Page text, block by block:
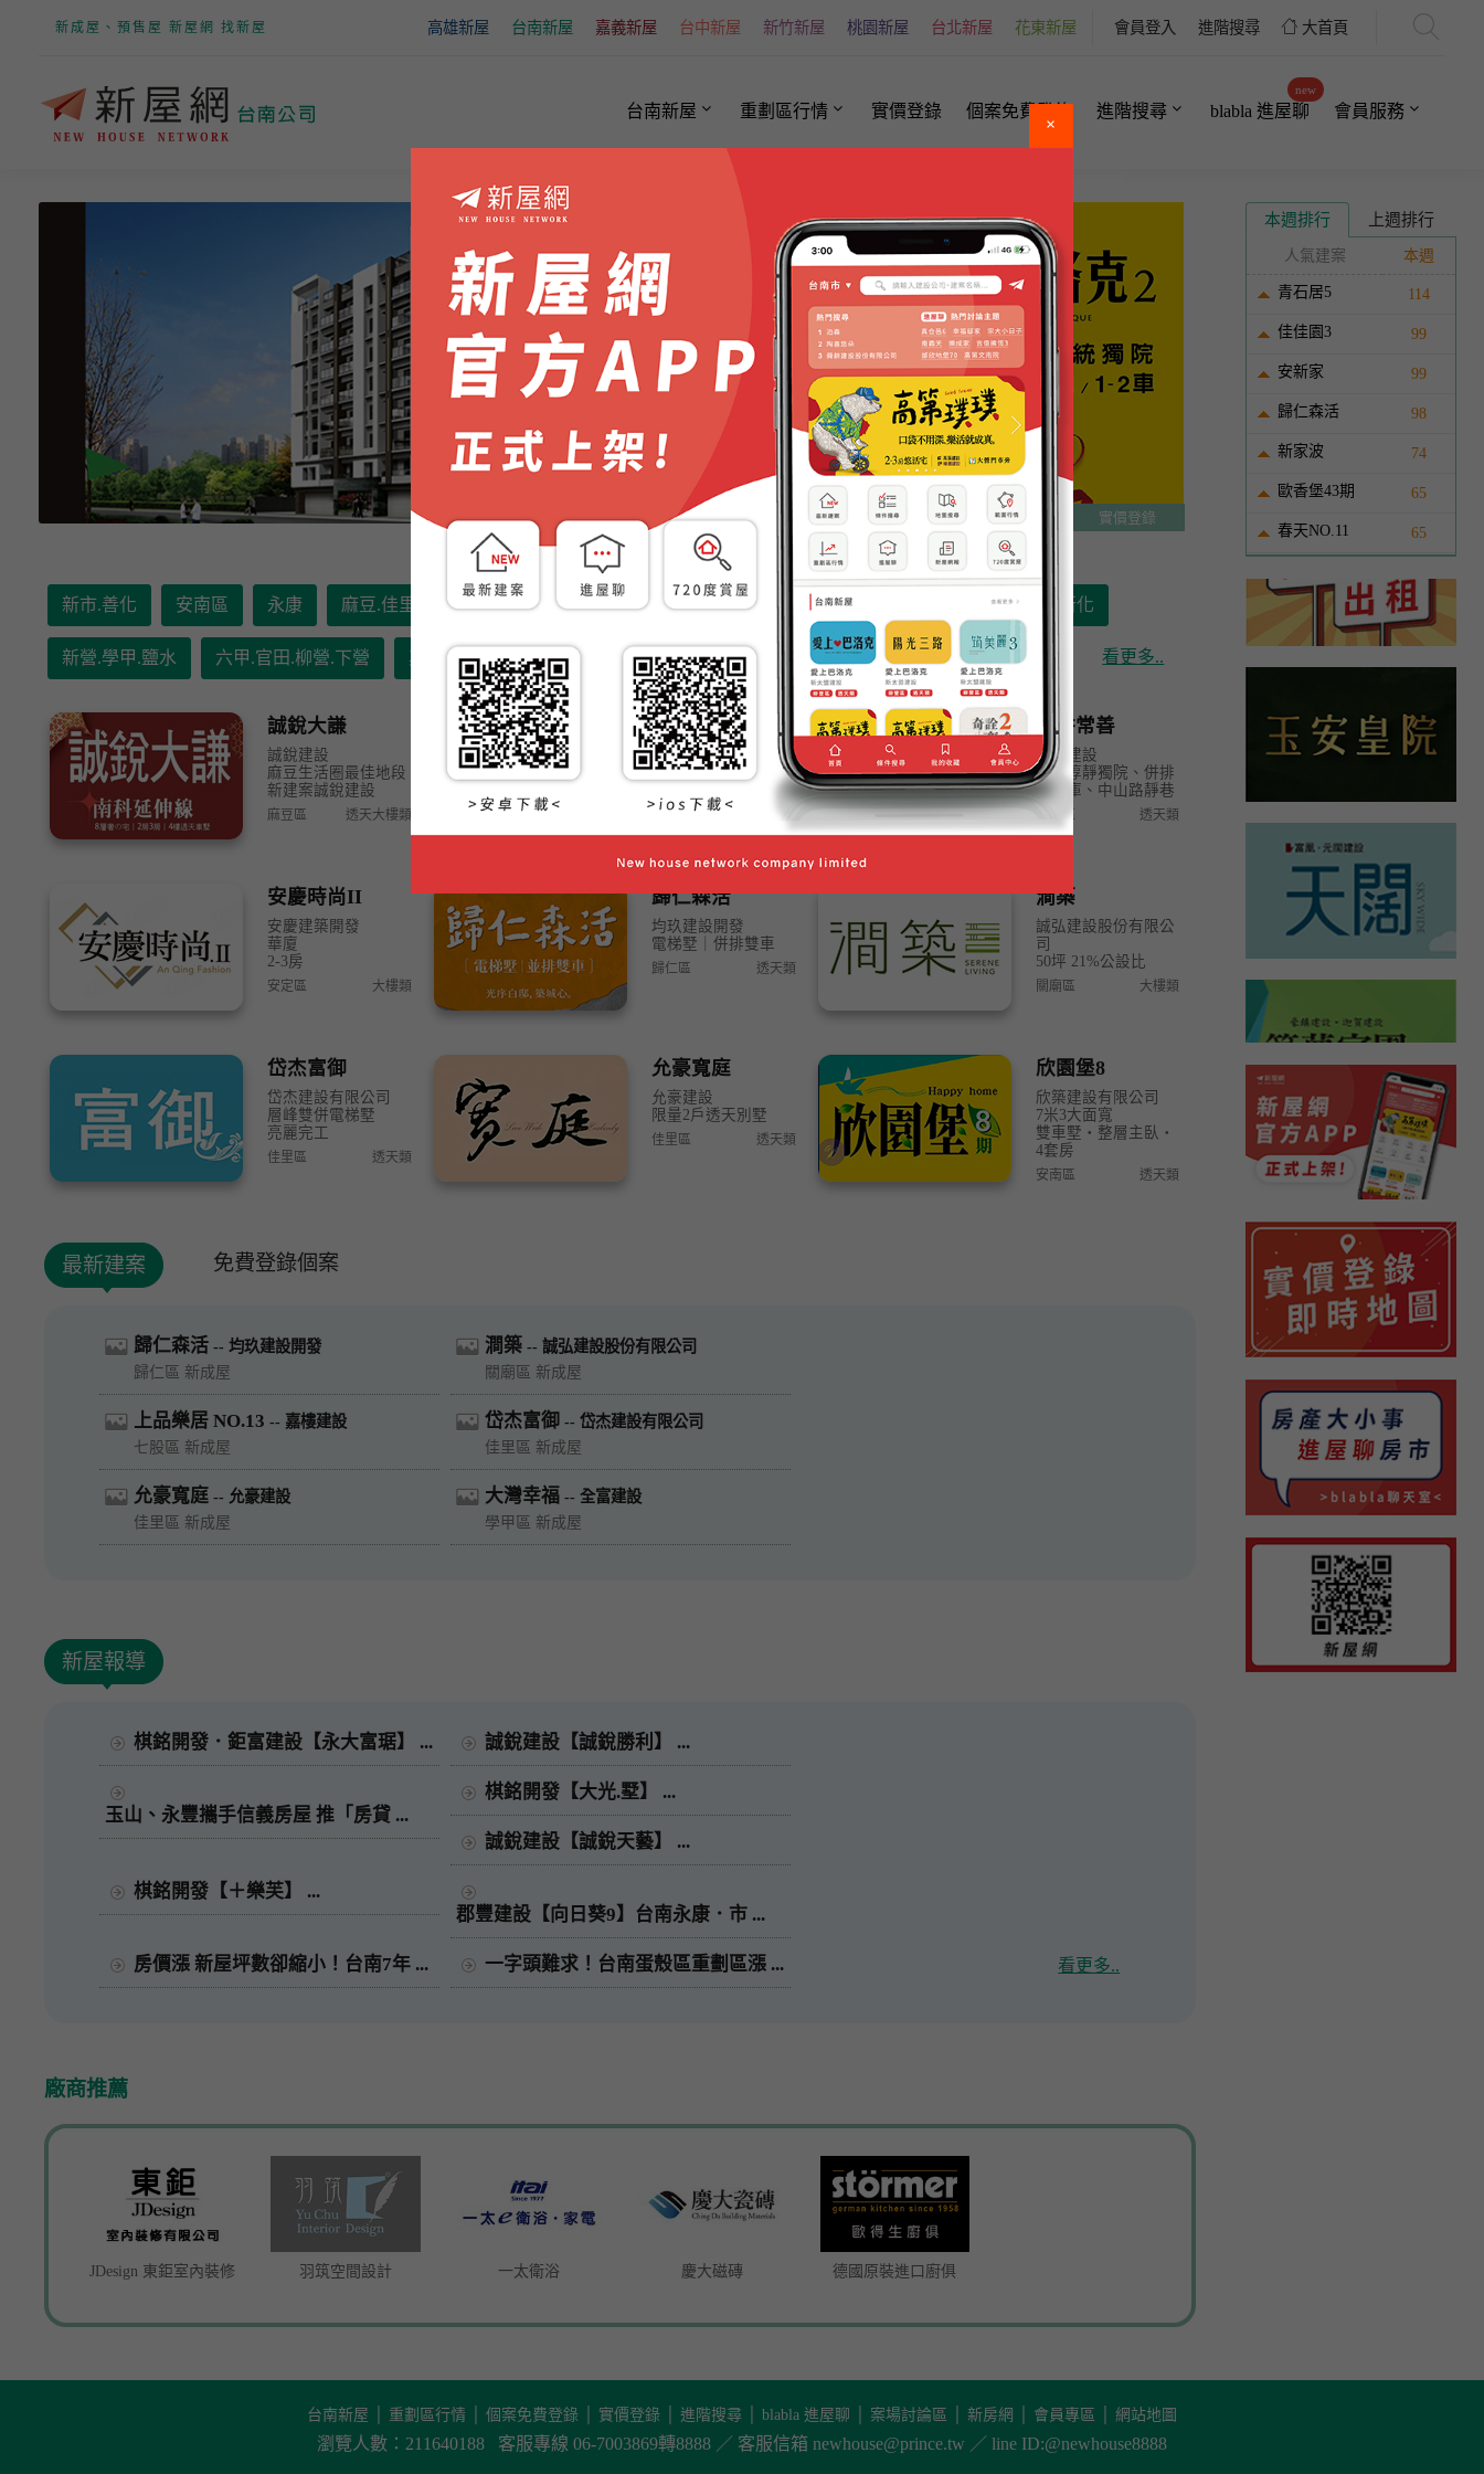
新成屋、預售屋 新屋網 找新屋 高雄新屋 台南新屋 嘉義新屋 台中新屋 新竹新屋 桃園新屋 台北新屋 花東新屋 會員登入 進階搜尋 大首頁
台南新屋 重劃區行情 實價登錄 個案免費登錄 進階搜尋 blabla 進屋聊
new
會員服務
小時光9 愛上巴洛克2 實價登錄
新市.善化 安南區 永康 麻豆.佳里 安定.西港 安平區 東區.仁德 北區.中西區 歸仁.關廟.新化
新營.學甲.鹽水 六甲.官田.柳營.下營 其它地區 看更多..
誠銳大謙
誠銳建設
麻豆生活圈最佳地段
新建案誠銳建設
麻豆區 透天大樓類
奇詮齊全2
奇詮開發
超優機能 人口成長區
善化區 大樓類
舜耕常善
舜耕建設
透天淳靜獨院、併排
雙車庫、中山路靜巷
善化區 透天類
安慶時尚II
安慶建築開發
華廈
2-3房
安定區 大樓類
歸仁森活
均玖建設開發
電梯墅｜併排雙車
歸仁區 透天類
澗築
誠弘建設股份有限公
司
50坪 21%公設比
關廟區 大樓類
岱杰富御
岱杰建設有限公司
層峰雙併電梯墅
亮麗完工
佳里區 透天類
允豪寬庭
允豪建設
限量2戶透天別墅
佳里區 透天類
欣園堡8
欣築建設有限公司
7米3大面寬
雙車墅‧整層主臥‧
4套房
安南區 透天類
最新建案 免費登錄個案
歸仁森活 -- 均玖建設開發
歸仁區 新成屋
澗築 -- 誠弘建設股份有限公司
關廟區 新成屋
上品樂居 NO.13 -- 嘉樓建設
七股區 新成屋
岱杰富御 -- 岱杰建設有限公司
佳里區 新成屋
允豪寬庭 -- 允豪建設
佳里區 新成屋
大灣幸福 -- 全富建設
學甲區 新成屋
新屋報導
棋銘開發．鉅富建設【永大富琚】 ... 誠銳建設【誠銳勝利】 ...
玉山、永豐攜手信義房屋 推「房貸 ...
棋銘開發【大光.墅】 ...
誠銳建設【誠銳天藝】 ...
棋銘開發【＋樂芙】 ...
郡豐建設【向日葵9】台南永康．市 ...
房價漲 新屋坪數卻縮小！台南7年 ... 一字頭難求！台南蛋殼區重劃區漲 ... 看更多..
廠商推薦
JDesign 東鉅室內裝修 羽筑空間設計 一太衛浴 慶大磁磚 德國原裝進口廚俱
本週排行 上週排行
人氣建案 本週
青石居5 114
佳佳園3 99
安新家 99
歸仁森活 98
新家波 74
歐香堡43期 65
春天NO.11 65
台南新屋 重劃區行情 個案免費登錄 實價登錄 進階搜尋 blabla 進屋聊 案場討論區 新房網 會員專區 網站地圖
瀏覽人數：211640188 客服專線 06-7003869轉8888 ／ 客服信箱 newhouse@prince.tw ／ line ID:@newhouse8888
×